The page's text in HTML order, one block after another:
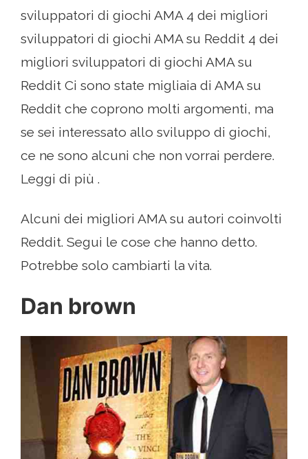
sviluppatori di giochi AMA 4 dei migliori
sviluppatori di giochi AMA su Reddit 4 dei
migliori sviluppatori di giochi AMA su
Reddit Ci sono state migliaia di AMA su
Reddit che coprono molti argomenti, ma
se sei interessato allo sviluppo di giochi,
ce ne sono alcuni che non vorrai perdere.
Leggi di più .
Alcuni dei migliori AMA su autori coinvolti
Reddit. Segui le cose che hanno detto.
Potrebbe solo cambiarti la vita.
Dan brown